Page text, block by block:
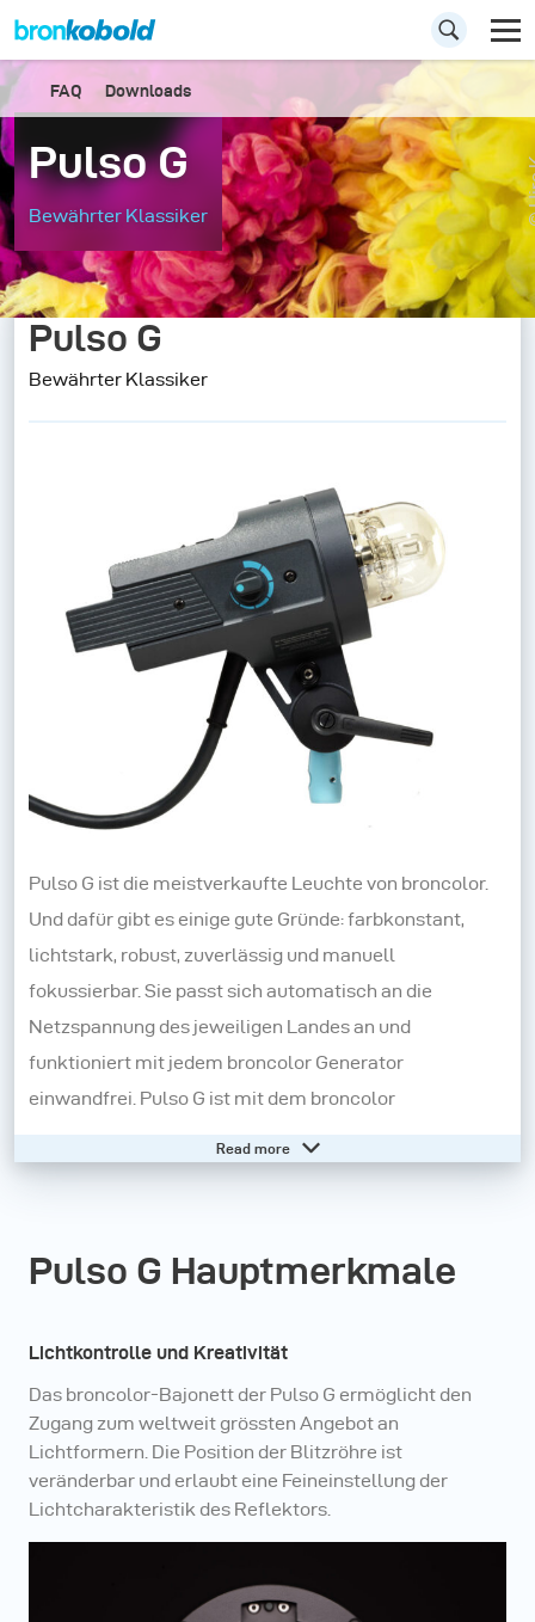
FAQ Downloads
Pulso G
Bewährter Klassiker ©
Pulso G
Bewährter Klassiker
Pulso G ist die meistverkaufte Leuchte von broncolor.
Und dafür gibt es einige gute Gründe: farbkonstant,
lichtstark, robust, zuverlässig und manuell
fokussierbar. Sie passt sich automatisch an die
Netzspannung des jeweiligen Landes an und
funktioniert mit jedem broncolor Generator
einwandfrei. Pulso G ist mit dem broncolor
Read more
Pulso G Hauptmerkmale
Lichtkontrolle und Kreativität
Das broncolor-Bajonett der Pulso G ermöglicht den
Zugang zum weltweit grössten Angebot an
Lichtformern. Die Position der Blitzröhre ist
veränderbar und erlaubt eine Feineinstellung der
Lichtcharakteristik des Reflektors.